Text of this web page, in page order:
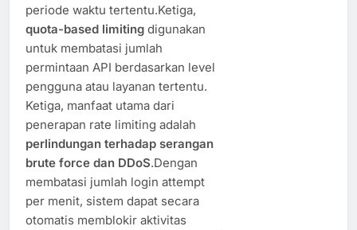
periode waktu tertentu.Ketiga,
quota-based limiting digunakan
untuk membatasi jumlah
permintaan API berdasarkan level
pengguna atau layanan tertentu.
Ketiga, manfaat utama dari
penerapan rate limiting adalah
perlindungan terhadap serangan
brute force dan DDoS.Dengan
membatasi jumlah login attempt
per menit, sistem dapat secara
otomatis memblokir aktivitas